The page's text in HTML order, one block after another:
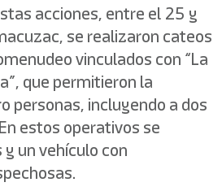
acciones, entre el 25 y
se realizaron cateos
vinculados con “La
que permitieron la
personas, incluyendo a dos
estos operativos se
un vehículo con